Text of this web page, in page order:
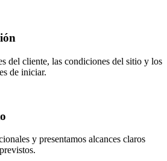
del cliente, las condiciones del sitio y los
de iniciar.
y presentamos alcances claros